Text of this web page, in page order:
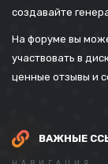
создавайте
На форуме вы
участвовать в
ценные отзывы и
ВАЖНЫЕ